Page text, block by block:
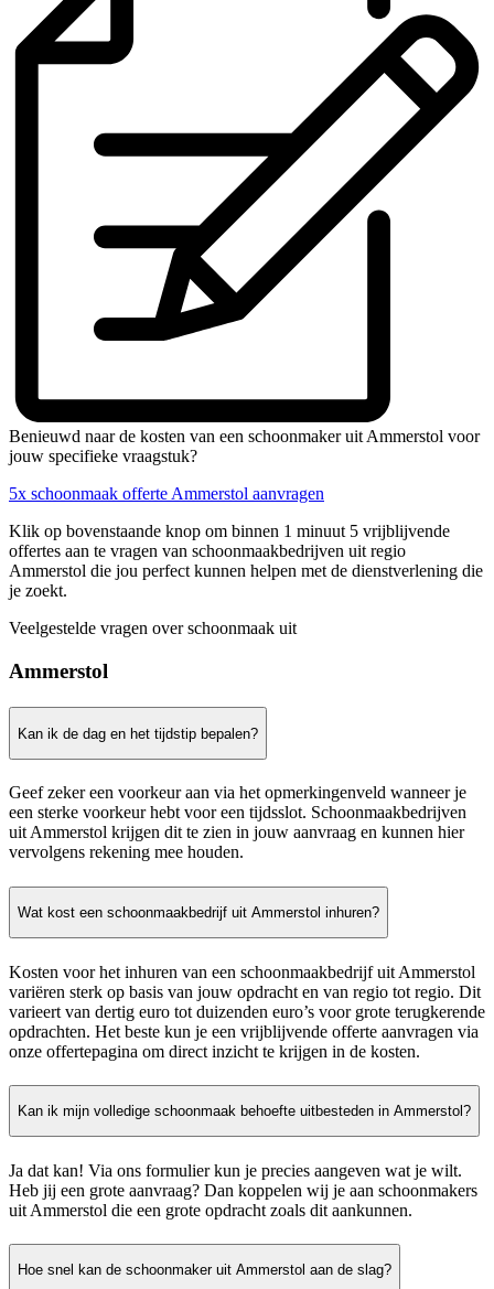
Benieuwd naar de kosten van een schoonmaker uit Ammerstol voor
jouw specifieke vraagstuk?
5x schoonmaak offerte Ammerstol aanvragen
Klik op bovenstaande knop om binnen 1 minuut 5 vrijblijvende
offertes aan te vragen van schoonmaakbedrijven uit regio
Ammerstol die jou perfect kunnen helpen met de dienstverlening die
je zoekt.
Veelgestelde vragen over schoonmaak uit
Ammerstol
Kan ik de dag en het tijdstip bepalen?
Geef zeker een voorkeur aan via het opmerkingenveld wanneer je
een sterke voorkeur hebt voor een tijdsslot. Schoonmaakbedrijven
uit Ammerstol krijgen dit te zien in jouw aanvraag en kunnen hier
vervolgens rekening mee houden.
Wat kost een schoonmaakbedrijf uit Ammerstol inhuren?
Kosten voor het inhuren van een schoonmaakbedrijf uit Ammerstol
variëren sterk op basis van jouw opdracht en van regio tot regio. Dit
varieert van dertig euro tot duizenden euro’s voor grote terugkerende
opdrachten. Het beste kun je een vrijblijvende offerte aanvragen via
onze offertepagina om direct inzicht te krijgen in de kosten.
Kan ik mijn volledige schoonmaak behoefte uitbesteden in Ammerstol?
Ja dat kan! Via ons formulier kun je precies aangeven wat je wilt.
Heb jij een grote aanvraag? Dan koppelen wij je aan schoonmakers
uit Ammerstol die een grote opdracht zoals dit aankunnen.
Hoe snel kan de schoonmaker uit Ammerstol aan de slag?